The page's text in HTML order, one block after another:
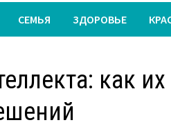
СЕМЬЯ ЗДОРОВЬЕ
как